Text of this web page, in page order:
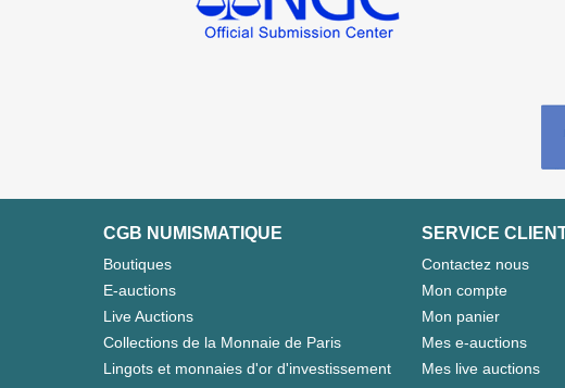
CGB NUMISMATIQUE
Boutiques
E-auctions
Live Auctions
Collections de la Monnaie de Paris
Lingots et monnaies d'or d'investissement
SERVICE
Contactez nous
Mon compte
Mon panier
Mes e-auctions
Mes live auctions